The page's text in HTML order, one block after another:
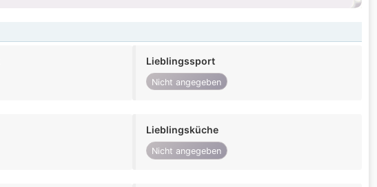
Lieblingssport
Nicht angegeben
Lieblingsküche
Nicht angegeben